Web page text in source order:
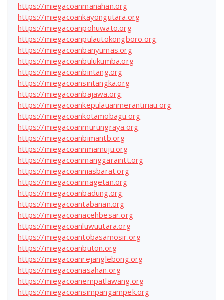
https://miegacoanmanahan.org
https://miegacoankayongutara.org
https://miegacoanpohuwato.org
https://miegacoanpulautokongboro.org
https://miegacoanbanyumas.org
https://miegacoanbulukumba.org
https://miegacoanbintang.org
https://miegacoansintangka.org
https://miegacoanbajawa.org
https://miegacoankepulauanmerantiriau.org
https://miegacoankotamobagu.org
https://miegacoanmurungraya.org
https://miegacoanbimantb.org
https://miegacoannmamuju.org
https://miegacoanmanggaraintt.org
https://miegacoanniasbarat.org
https://miegacoanmagetan.org
https://miegacoanbadung.org
https://miegacoantabanan.org
https://miegacoanacehbesar.org
https://miegacoanluwuutara.org
https://miegacoantobasamosir.org
https://miegacoanbuton.org
https://miegacoanrejanglebong.org
https://miegacoanasahan.org
https://miegacoanempatlawang.org
https://miegacoansimpangampek.org